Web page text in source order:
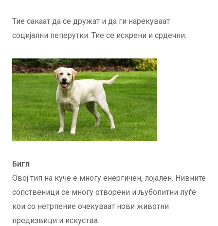
Тие сакаат да се дружат и да ги нарекуваат
социјални пеперутки. Тие се искрени и срдечни.
Бигл
Овој тип на куче е многу енергичен, лојален. Нивните
сопственици се многу отворени и љубопитни луѓе
кои со нетрпение очекуваат нови животни
предизвици и искуства.